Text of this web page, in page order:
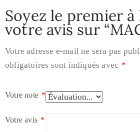
Soyez le premier à
votre avis sur
Votre adresse e-mail ne sera pas
obligatoires sont indiqués avec *
Votre note *
Votre avis *